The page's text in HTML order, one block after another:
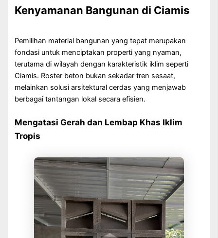
Kenyamanan Bangunan di Ciamis
Pemilihan material bangunan yang tepat merupakan
fondasi untuk menciptakan properti yang nyaman,
terutama di wilayah dengan karakteristik iklim seperti
Ciamis. Roster beton bukan sekadar tren sesaat,
melainkan solusi arsitektural cerdas yang menjawab
berbagai tantangan lokal secara efisien.
Mengatasi Gerah dan Lembap Khas Iklim
Tropis